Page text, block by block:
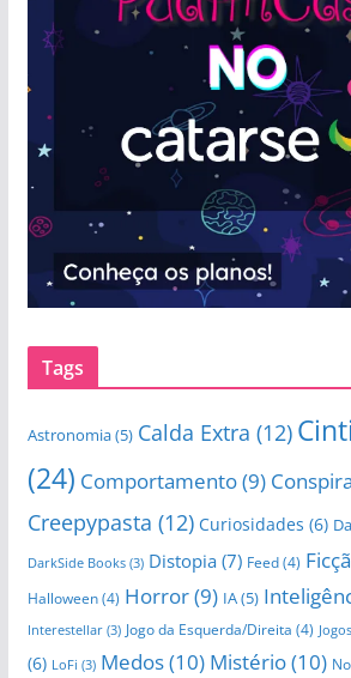
Tags
Astronomia(5) Calda Extra (12)
(24) Comportamento(9)
Creepypasta (12) Curiosidades (6)
DarkSide Books(3) Distopia(7) Feed(4)
Halloween(4) Horror(9) IA(5)
Interestellar(3) Jogo da Esquerda/Direita (4) Jogos
(6) LoFi (3) Medos(10) Mistério(10)